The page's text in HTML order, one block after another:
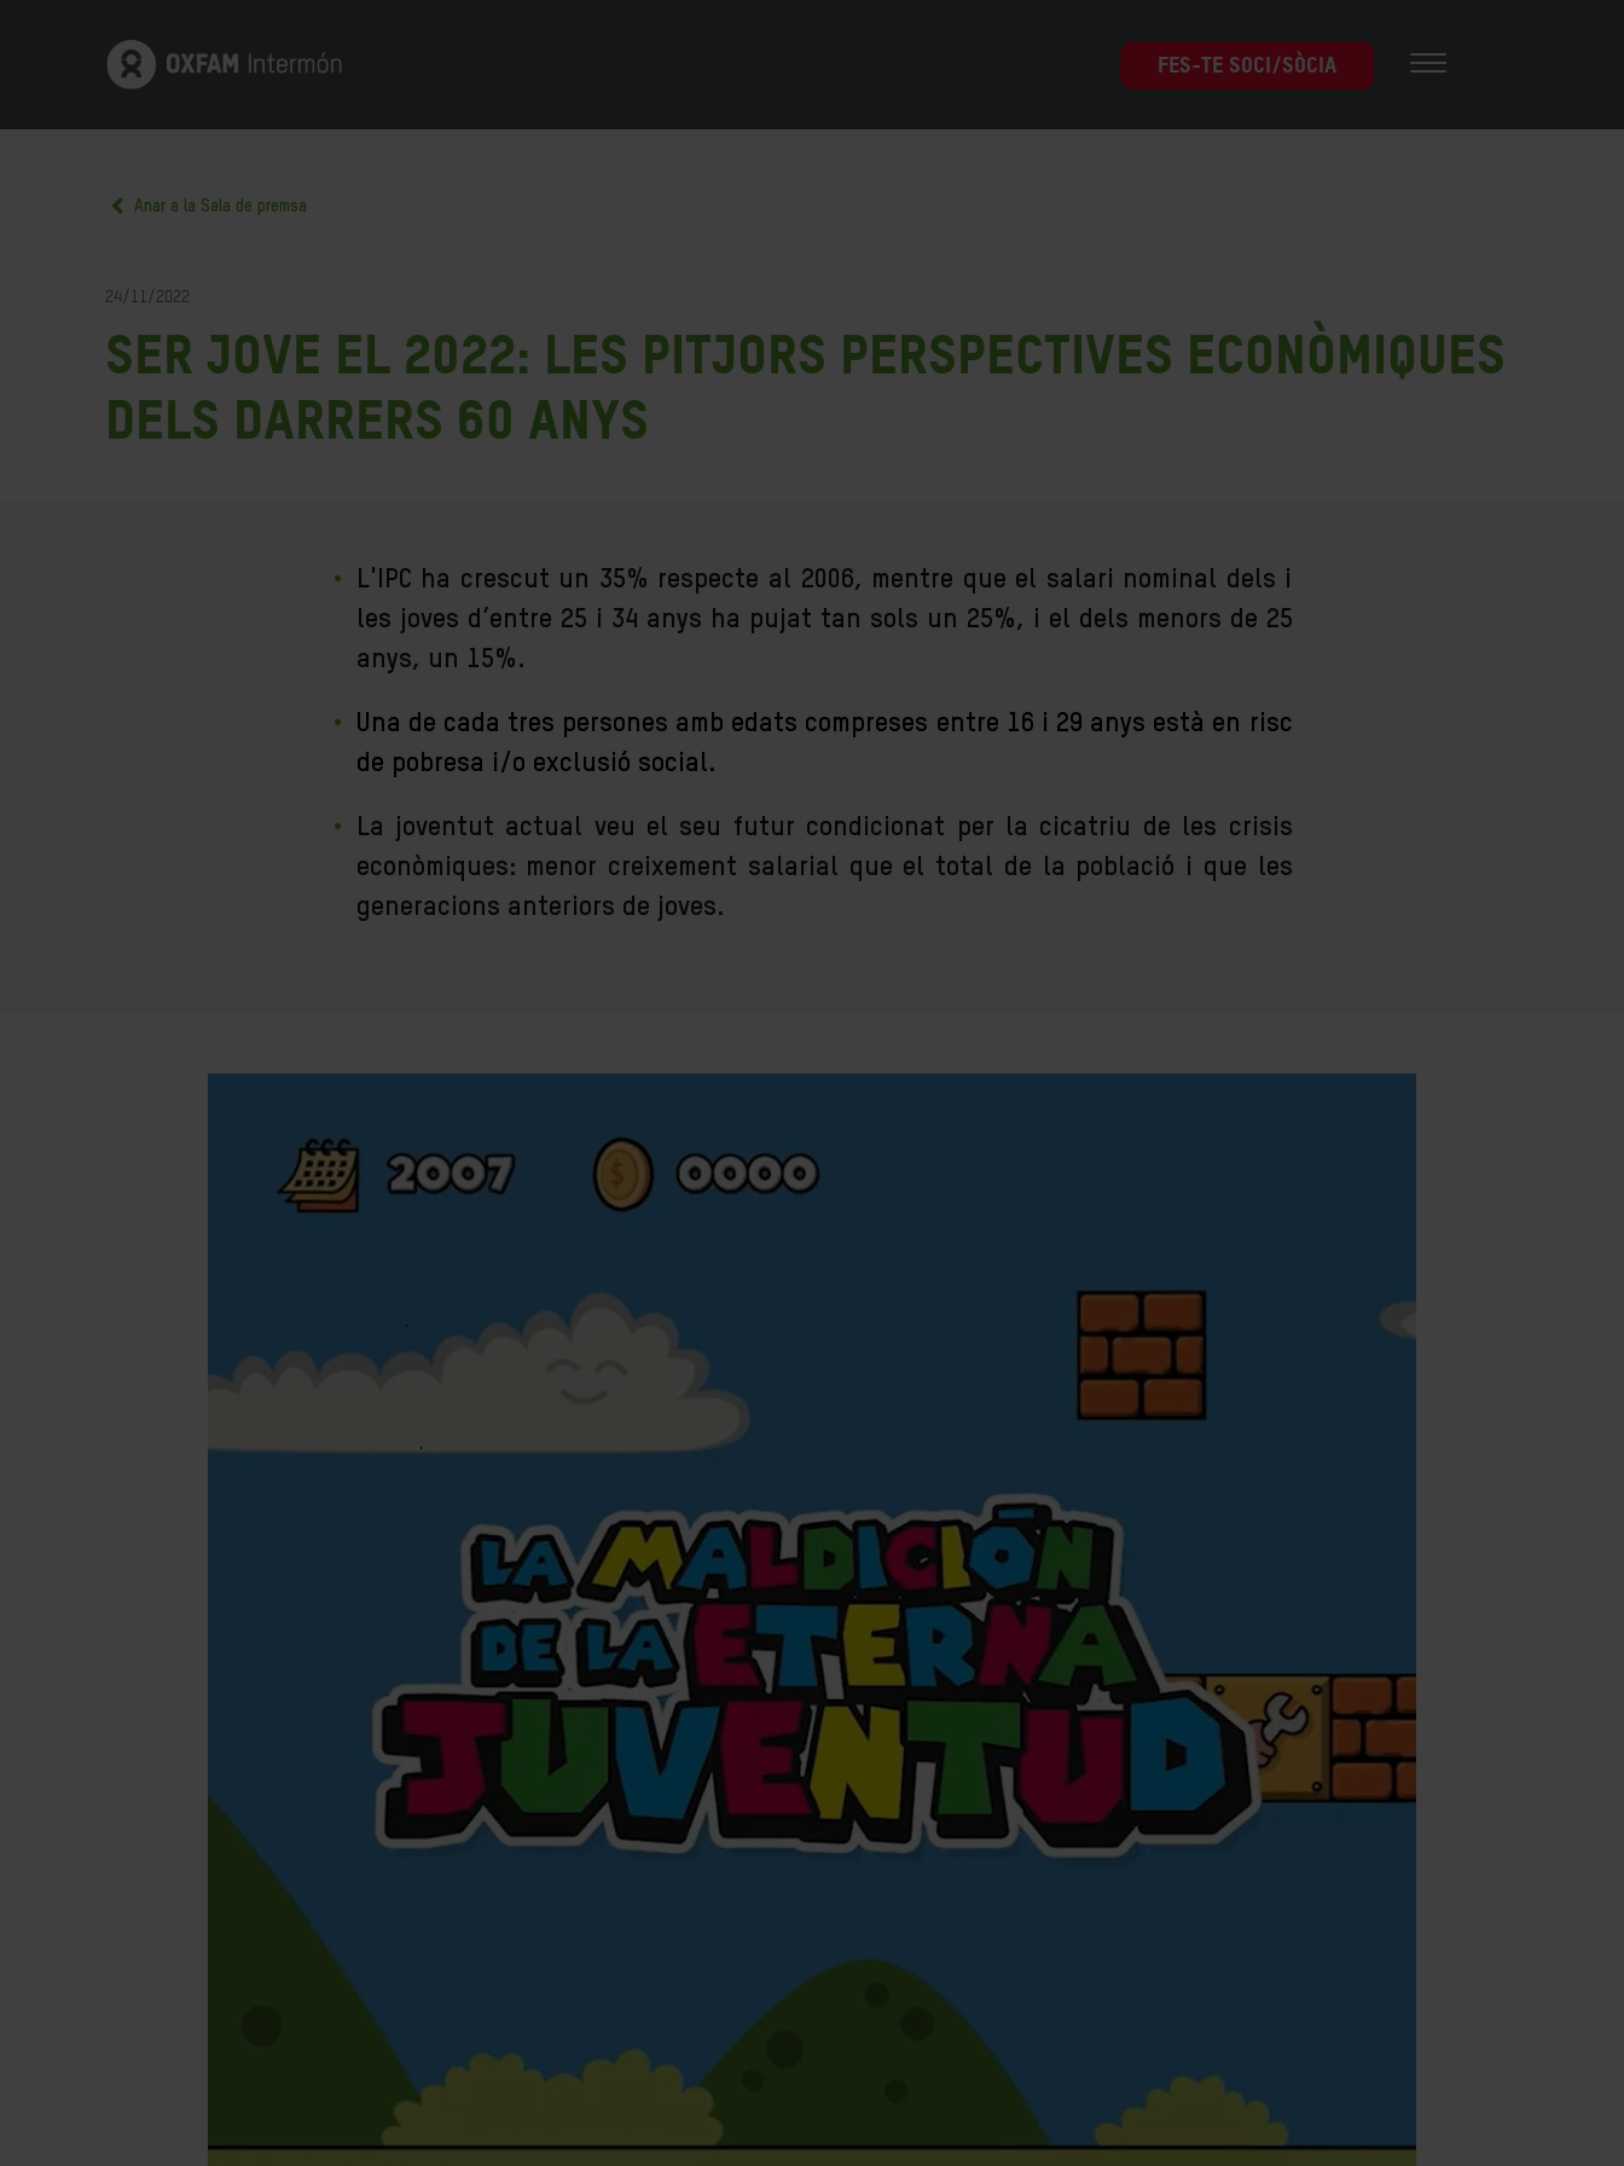
FES-TE SOCI/SÒCIA
Anar a la Sala de premsa
24/11/2022
Ser jove el 2022: les pitjors perspectives econòmiques
dels darrers 60 anys
L'IPC ha crescut un 35% respecte al 2006, mentre que el salari nominal dels i
les joves d’entre 25 i 34 anys ha pujat tan sols un 25%, i el dels menors de 25
anys, un 15%.
Una de cada tres persones amb edats compreses entre 16 i 29 anys està en risc
de pobresa i/o exclusió social.
La joventut actual veu el seu futur condicionat per la cicatriu de les crisis
econòmiques: menor creixement salarial que el total de la població i que les
generacions anteriors de joves.